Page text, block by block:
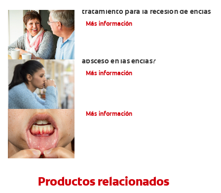
tratamiento para la recesión de encías
Más información
absceso en las encías?
Más información
Más información
Productos relacionados